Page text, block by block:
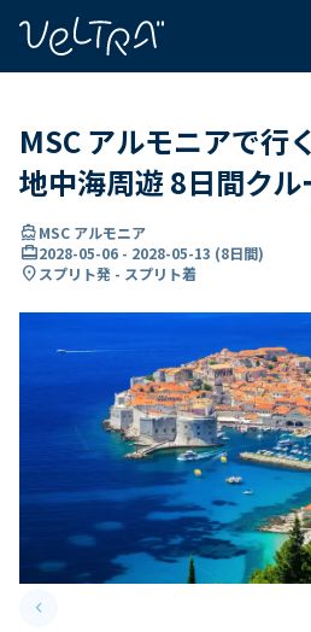
MSC アルモニアで行
地中海周遊 8日間クル
directions_boatMSC アルモニア
card_travel2028-05-06 - 2028-05-13 (8日間)
location_on スプリト発 - スプリト着
keyboard_arrow_leftPrevious slide